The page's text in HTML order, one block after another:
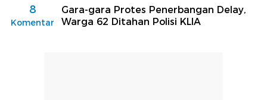
8
Komentar
Gara-gara Protes Penerbangan Delay,
Warga 62 Ditahan Polisi KLIA